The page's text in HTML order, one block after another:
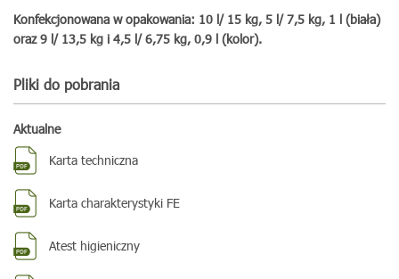
Konfekcjonowana w opakowania: 10 l/ 15 kg, 5 l/ 7,5 kg, 1 l (biała)
oraz 9 l/ 13,5 kg i 4,5 l/ 6,75 kg, 0,9 l (kolor).
Pliki do pobrania
Aktualne
Karta techniczna
Karta charakterystyki FE
Atest higieniczny